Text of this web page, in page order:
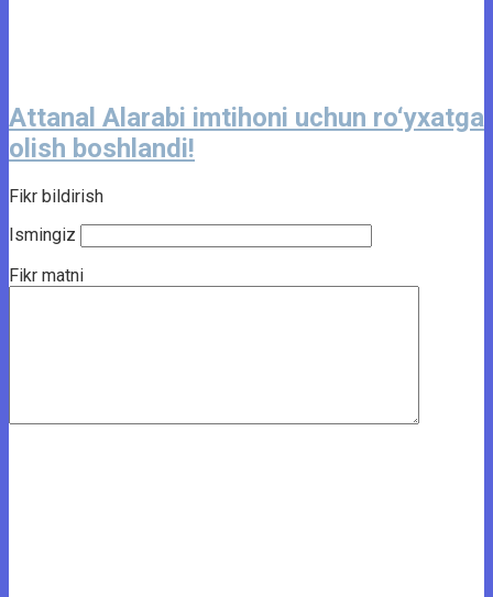
Attanal Alarabi imtihoni uchun ro‘yxatga
olish boshlandi!
Fikr bildirish
Ismingiz
Fikr matni